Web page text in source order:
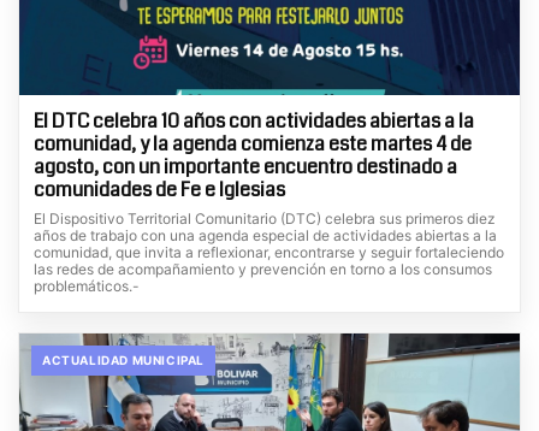
El DTC celebra 10 años con actividades abiertas a la
comunidad, y la agenda comienza este martes 4 de
agosto, con un importante encuentro destinado a
comunidades de Fe e Iglesias
El Dispositivo Territorial Comunitario (DTC) celebra sus primeros diez
años de trabajo con una agenda especial de actividades abiertas a la
comunidad, que invita a reflexionar, encontrarse y seguir fortaleciendo
las redes de acompañamiento y prevención en torno a los consumos
problemáticos.-
ACTUALIDAD MUNICIPAL